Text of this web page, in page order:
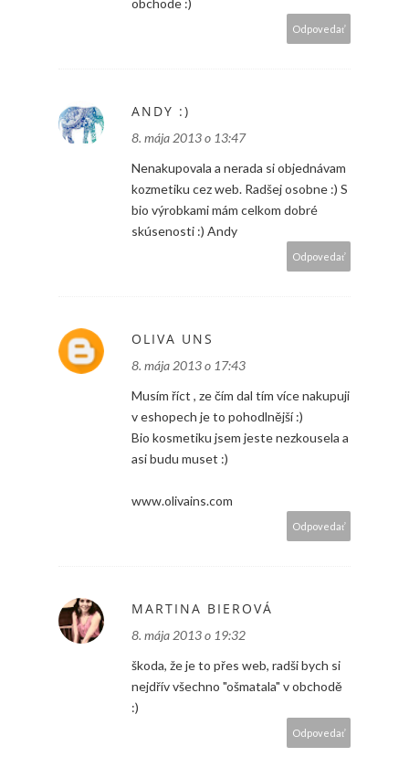
Odpovedať
ANDY :)
8. mája 2013 o 13:47
Nenakupovala a nerada si objednávam
kozmetiku cez web. Radšej osobne :) S
bio výrobkami mám celkom dobré
skúsenosti :) Andy
Odpovedať
OLIVA UNS
8. mája 2013 o 17:43
Musím říct , ze čím dal tím více nakupuji
v eshopech je to pohodlnější :)
Bio kosmetiku jsem jeste nezkousela a
asi budu muset :)
www.olivains.com
Odpovedať
MARTINA BIEROVÁ
8. mája 2013 o 19:32
škoda, že je to přes web, radši bych si
nejdřív všechno "ošmatala" v obchodě
:)
Odpovedať